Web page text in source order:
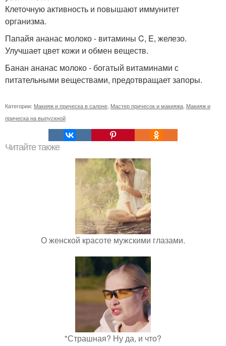
Клеточную активность и повышают иммунитет
организма.
Папайя ананас молоко - витамины C, E, железо.
Улучшает цвет кожи и обмен веществ.
Банан ананас молоко - богатый витаминами с
питательными веществами, предотвращает запоры.
Категории: Макияж и прическа в салоне Мастер причесок и макияжа Макияж и
прическа на выпускной
Читайте также
О женской красоте мужскими глазами.
"Страшная? Ну да, и что?